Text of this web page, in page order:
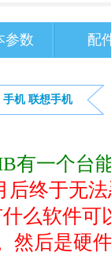
参数 配
手机 联想手机
有一个台
终于无
么软件
然后是硬